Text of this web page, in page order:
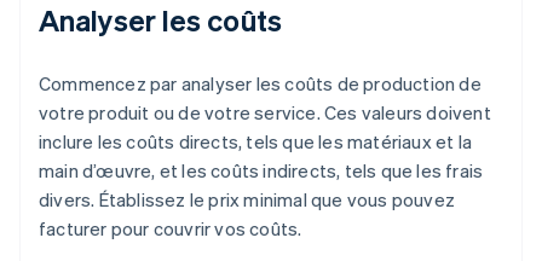
Analyser les coûts
Commencez par analyser les coûts de production de
votre produit ou de votre service. Ces valeurs doivent
inclure les coûts directs, tels que les matériaux et la
main d’œuvre, et les coûts indirects, tels que les frais
divers. Établissez le prix minimal que vous pouvez
facturer pour couvrir vos coûts.